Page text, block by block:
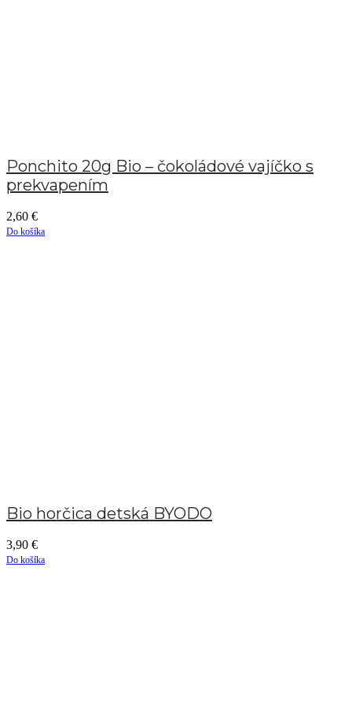
Ponchito 20g Bio – čokoládové vajíčko s
prekvapením
2,60 €
Do košíka
Bio horčica detská BYODO
3,90 €
Do košíka